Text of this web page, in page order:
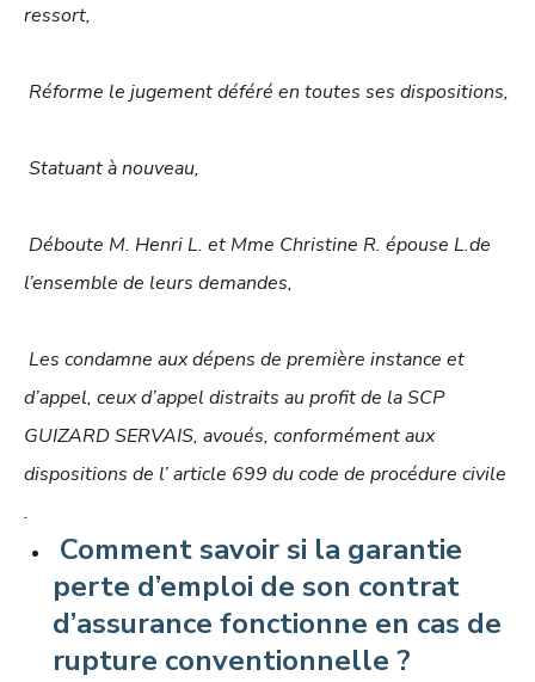
ressort,
Réforme le jugement déféré en toutes ses dispositions,
Statuant à nouveau,
Déboute M. Henri L. et Mme Christine R. épouse L.de
l’ensemble de leurs demandes,
Les condamne aux dépens de première instance et
d’appel, ceux d’appel distraits au profit de la SCP
GUIZARD SERVAIS, avoués, conformément aux
dispositions de l’ article 699 du code de procédure civile
.
Comment savoir si la garantie
perte d’emploi de son contrat
d’assurance fonctionne en cas de
rupture conventionnelle ?